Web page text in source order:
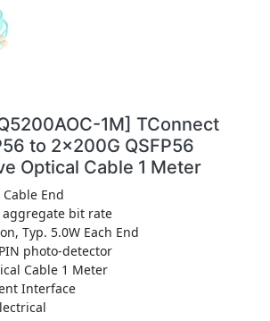
1M] TConnect
to 2x200G QSFP56
Optical Cable 1 Meter
End
aggregate bit rate
Typ. 5.0W Each End
PIN photo-detector
Cable 1 Meter
Interface